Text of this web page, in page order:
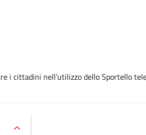
i cittadini nell’utilizzo dello Sportello